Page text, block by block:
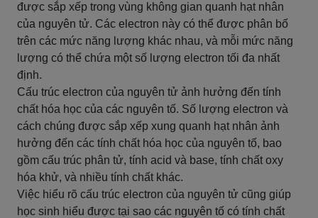
được sắp xếp trong vùng không gian quanh hạt nhân
của nguyên tử. Các electron này có thể được phân bố
trên các mức năng lượng khác nhau, và mỗi mức năng
lượng có thể chứa một số lượng electron tối đa nhất
định.
Cấu trúc electron của nguyên tử ảnh hưởng đến tính
chất hóa học của các nguyên tố. Số lượng electron và
cách chúng được sắp xếp xung quanh hạt nhân ảnh
hưởng đến các tính chất hóa học của nguyên tố, bao
gồm cấu trúc phân tử, tính acid và base, tính chất oxy
hóa khử, và nhiều tính chất khác.
Việc hiểu rõ cấu trúc electron của nguyên tử cũng giúp
học sinh hiểu được tại sao các nguyên tố có tính chất